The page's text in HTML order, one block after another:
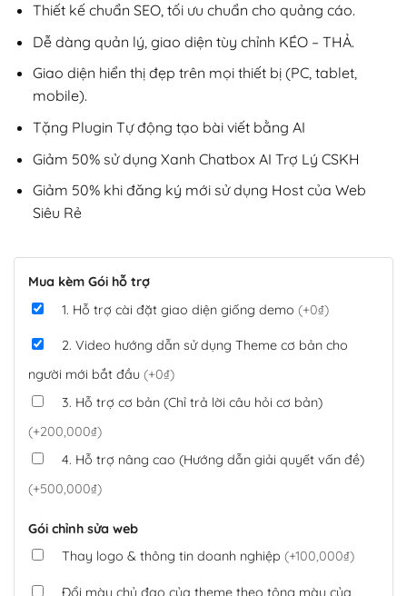
Thiết kế chuẩn SEO, tối ưu chuẩn cho quảng cáo.
Dễ dàng quản lý, giao diện tùy chỉnh KÉO – THẢ.
Giao diện hiển thị đẹp trên mọi thiết bị (PC, tablet,
mobile).
Tặng Plugin Tự động tạo bài viết bằng AI
Giảm 50% sử dụng Xanh Chatbox AI Trợ Lý CSKH
Giảm 50% khi đăng ký mới sử dụng Host của Web
Siêu Rẻ
Mua kèm Gói hỗ trợ
1. Hỗ trợ cài đặt giao diện giống demo (+0₫)
2. Video hướng dẫn sử dụng Theme cơ bản cho
người mới bắt đầu (+0₫)
3. Hỗ trợ cơ bản (Chỉ trả lời câu hỏi cơ bản)
(+200,000₫)
4. Hỗ trợ nâng cao (Hướng dẫn giải quyết vấn đề)
(+500,000₫)
Gói chỉnh sửa web
Thay logo & thông tin doanh nghiệp (+100,000₫)
Đổi màu chủ đạo của theme theo tông màu của